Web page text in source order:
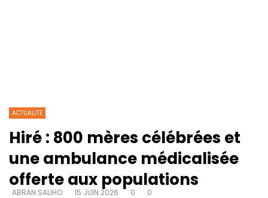
ACTUALITE
Hiré : 800 mères célébrées et
une ambulance médicalisée
offerte aux populations
ABRAN SALIHO 15 JUIN 2026 0 0